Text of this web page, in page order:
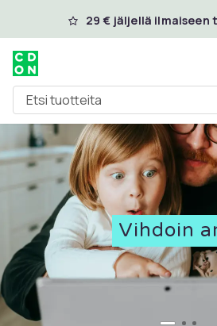
Ohita ja siirry pääsisältöön
29 € jäljellä ilmaiseen
Etsi tuotteita
Vihdoin